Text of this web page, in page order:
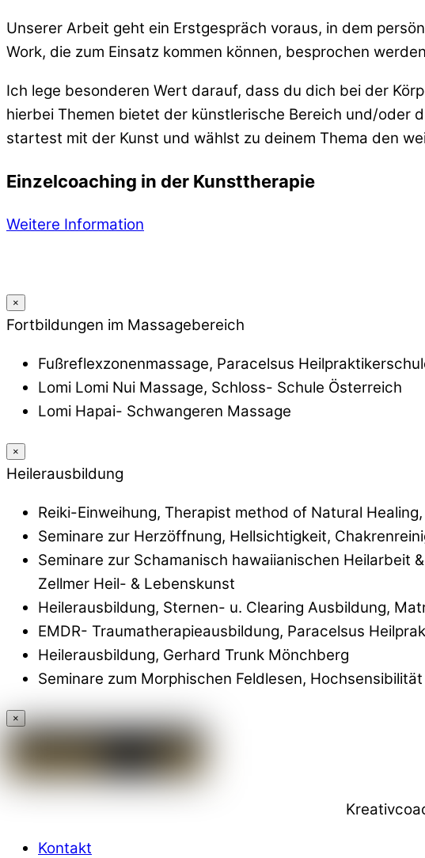
Unserer Arbeit geht ein Erstgespräch voraus, in dem
Work, die zum Einsatz kommen können, besprochen
Ich lege besonderen Wert darauf, dass du dich bei der
hierbei Themen bietet der künstlerische Bereich und/oder
startest mit der Kunst und wählst zu deinem Thema den
Einzelcoaching in der Kunsttherapie
Weitere Information
×
Fortbildungen im Massagebereich
Fußreflexzonenmassage, Paracelsus
Lomi Lomi Nui Massage, Schloss- Schule Österreich
Lomi Hapai- Schwangeren Massage
×
Heilerausbildung
Reiki-Einweihung, Therapist method of Natural
Seminare zur Herzöffnung, Hellsichtigkeit,
Seminare zur Schamanisch hawaiianischen Heilarbeit
Zellmer Heil- & Lebenskunst
Heilerausbildung, Sternen- u. Clearing Ausbildung,
EMDR- Traumatherapieausbildung, Paracelsus
Heilerausbildung, Gerhard Trunk Mönchberg
Seminare zum Morphischen Feldlesen,
×
Kontakt